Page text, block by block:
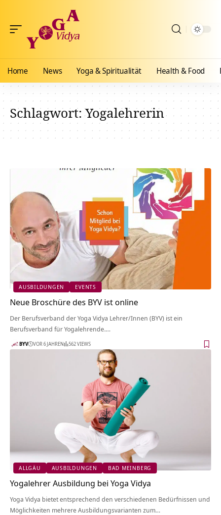
Home News Yoga & Spiritualität Health & Food
Schlagwort:Yogalehrerin
AUSBILDUNGEN EVENTS
Neue Broschüre des BYV ist online
Der Berufsverband der Yoga Vidya Lehrer/Innen (BYV) ist ein
Berufsverband für Yogalehrende.…
BYV VOR 6 JAHREN 562 VIEWS
ALLGÄU AUSBILDUNGEN BAD MEINBERG
Yogalehrer Ausbildung bei Yoga Vidya
Yoga Vidya bietet entsprechend den verschiedenen Bedürfnissen und
Möglichkeiten mehrere Ausbildungsvarianten zum…